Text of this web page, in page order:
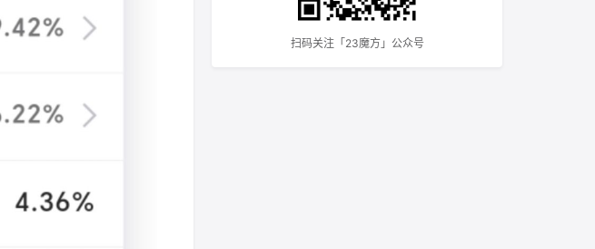
扫码关注「23魔方」公众号